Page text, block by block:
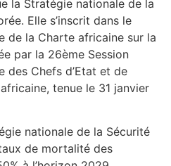
la Stratégie nationale de la
Elle s’inscrit dans le
de la Charte africaine sur la
par la 26ème Session
des Chefs d’Etat et de
tenue le 31 janvier
nationale de la Sécurité
de mortalité des